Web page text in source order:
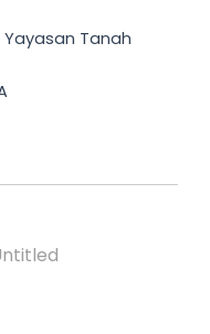
Yayasan Tanah